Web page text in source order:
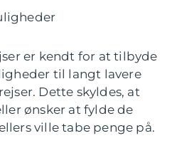
er kendt for at tilbyde
til langt lavere
Dette skyldes, at
ønsker at fylde de
ville tabe penge på.